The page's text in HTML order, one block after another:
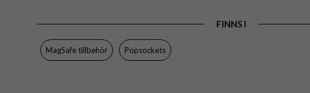
Färg
Varumärke
Tillverkarens art nr
FINNS I
MagSafe tillbehör Popsockets